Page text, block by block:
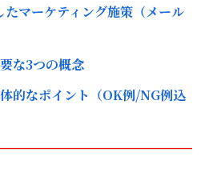
マーケティング施策（メール
な3つの概念
的なポイント（OK例/NG例込